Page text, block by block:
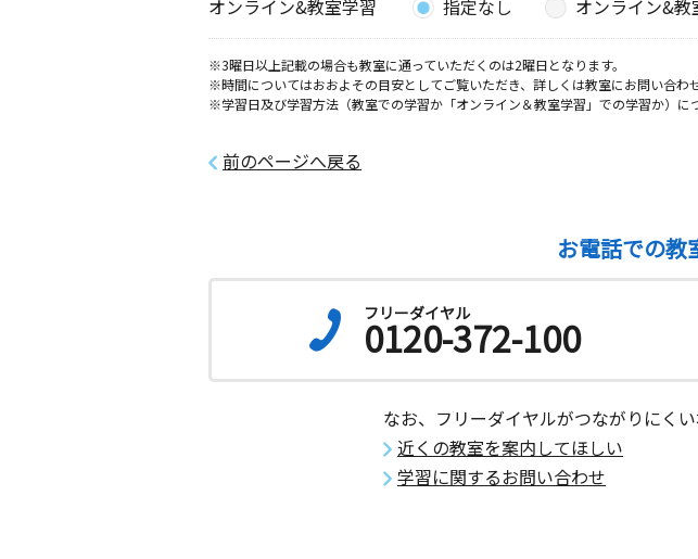
オンライン&教室学習
指定なし オンライン&教
※3曜日以上記載の場合も教室に通っていただくのは2曜日となります。
※時間についてはおおよその目安としてご覧いただき、詳しくは教室にお問い合わ
※学習日及び学習方法（教室での学習か「オンライン＆教室学習」での学習か）に
前のページへ戻る
お電話での教
フリーダイヤル
0120-372-100
なお、フリーダイヤルがつながりにく
近くの教室を案内してほしい
学習に関するお問い合わせ